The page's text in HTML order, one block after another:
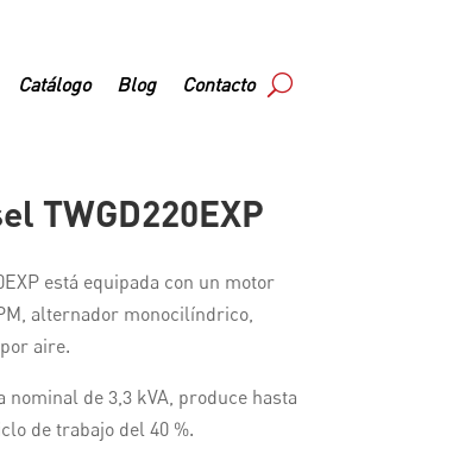
Catálogo Blog Contacto
TWGD220EXP
está equipada con un motor
alternador monocilíndrico,
aire.
nominal de 3,3 kVA, produce hasta
de trabajo del 40 %.